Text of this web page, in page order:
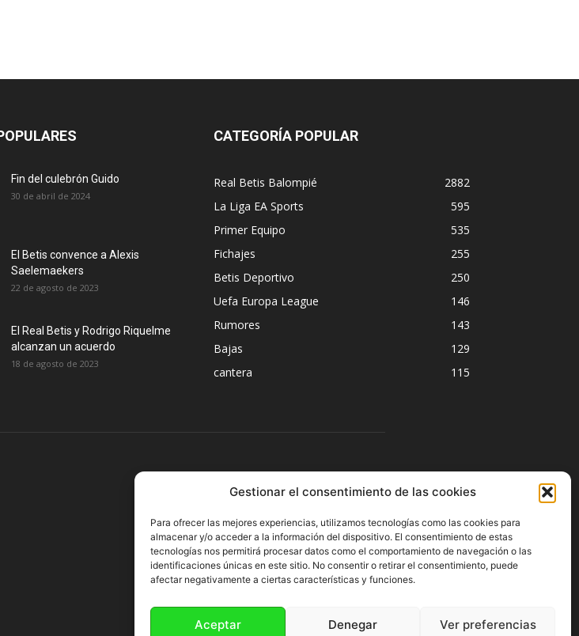
Gestionar el consentimiento de las cookies
Para ofrecer las mejores experiencias, utilizamos tecnologías como las cookies para
almacenar y/o acceder a la información del dispositivo. El consentimiento de estas
tecnologías nos permitirá procesar datos como el comportamiento de navegación o las
identificaciones únicas en este sitio. No consentir o retirar el consentimiento, puede
afectar negativamente a ciertas características y funciones.
Aceptar Denegar Ver preferencias
Fin del culebrón Guido
30 de abril de 2024
El Betis convence a Alexis
Saelemaekers
22 de agosto de 2023
El Real Betis y Rodrigo Riquelme
alcanzan un acuerdo
18 de agosto de 2023
CATEGORÍA POPULAR
Real Betis Balompié
2882
La Liga EA Sports
595
Primer Equipo
535
Fichajes
255
Betis Deportivo
250
Uefa Europa League
146
Rumores
143
Bajas
129
cantera
115
SÍGUENOS